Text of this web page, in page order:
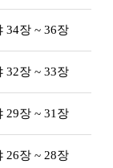
34장 ~ 36장
32장 ~ 33장
29장 ~ 31장
26장 ~ 28장